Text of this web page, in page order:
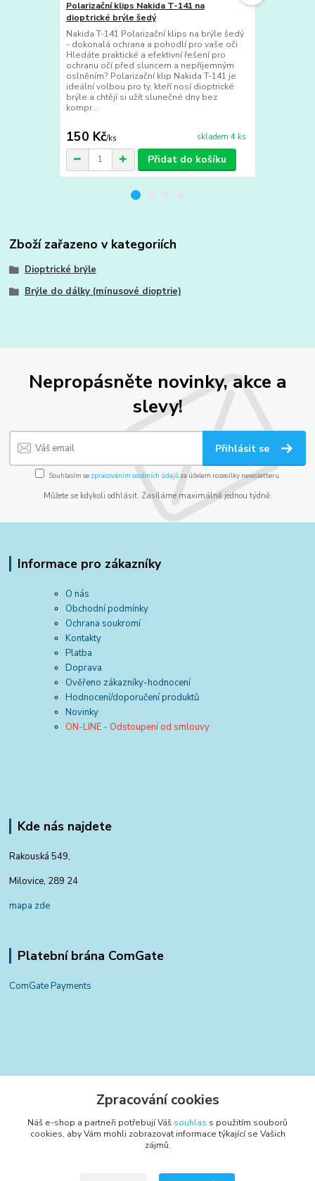
Polarizační klips Nakida T-141 na
dioptrické brýle šedý
Nakida T-141 Polarizační klips na brýle šedý
- dokonalá ochrana a pohodlí pro vaše oči
Hledáte praktické a efektivní řešení pro
ochranu očí před sluncem a nepříjemným
oslněním? Polarizační klip Nakida T-141 je
ideální volbou pro ty, kteří nosí dioptrické
brýle a chtějí si užít slunečné dny bez
kompr...
150 Kč/ks skladem 4 ks
Přidat do košíku
Zboží zařazeno v kategoriích
Dioptrické brýle
Brýle do dálky (mínusové dioptrie)
Nepropásněte novinky, akce a
slevy!
Přihlásit se
Souhlasím se zpracováním osobních údajůza účelem rozesílky newsletteru.
Můžete se kdykoli odhlásit. Zasíláme maximálně jednou týdně.
Informace pro zákazníky
O nás
Obchodní podmínky
Ochrana soukromí
Kontakty
Platba
Doprava
Ověřeno zákazníky-hodnocení
Hodnocení/doporučení produktů
Novinky
ON-LINE - Odstoupení od smlouvy
Kde nás najdete
Rakouská 549,
Milovice, 289 24
mapa zde
Platební brána ComGate
ComGate Payments
+420 797 834 700
(Po-Pá, 8-15:30 hod.)
Zpracování cookies
Náš e-shop a partneři potřebují Váš souhlas s použitím souborů
cookies, aby Vám mohli zobrazovat informace týkající se Vašich
zájmů.